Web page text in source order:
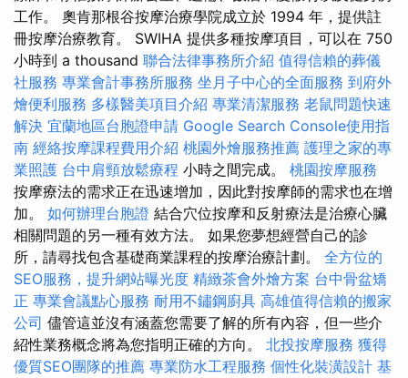
工作。 奧肯那根谷按摩治療學院成立於 1994 年，提供註
冊按摩治療教育。 SWIHA 提供多種按摩項目，可以在 750
小時到 a thousand 聯合法律事務所介紹 值得信賴的葬儀
社服務 專業會計事務所服務 坐月子中心的全面服務 到府外
燴便利服務 多樣醫美項目介紹 專業清潔服務 老鼠問題快速
解決 宜蘭地區台胞證申請 Google Search Console使用指
南 經絡按摩課程費用介紹 桃園外燴服務推薦 護理之家的專
業照護 台中肩頸放鬆療程 小時之間完成。 桃園按摩服務
按摩療法的需求正在迅速增加，因此對按摩師的需求也在增
加。 如何辦理台胞證 結合穴位按摩和反射療法是治療心臟
相關問題的另一種有效方法。 如果您夢想經營自己的診
所，請尋找包含基礎商業課程的按摩治療計劃。 全方位的
SEO服務，提升網站曝光度 精緻茶會外燴方案 台中骨盆矯
正 專業會議點心服務 耐用不鏽鋼廚具 高雄值得信賴的搬家
公司 儘管這並沒有涵蓋您需要了解的所有內容，但一些介
紹性業務概念將為您指明正確的方向。 北投按摩服務 獲得
優質SEO團隊的推薦 專業防水工程服務 個性化裝潢設計 基